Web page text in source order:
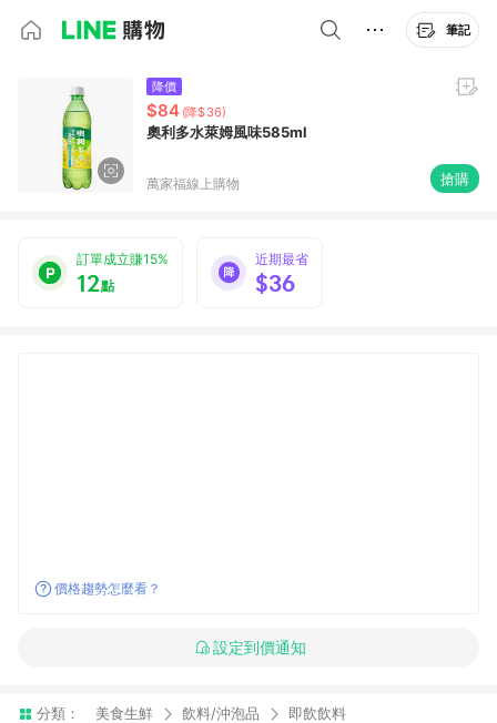
筆記
降價
$84 (降$36)
奧利多水萊姆風味585ml
萬家福線上購物 搶購
訂單成立賺15%
12點
近期最省
$36
價格趨勢怎麼看？
設定到價通知
分類： 美食生鮮 飲料/沖泡品 即飲飲料